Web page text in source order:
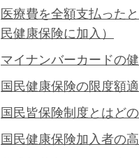
医療費を全額支払った
民健康保険に加入）
マイナンバーカードの
国民健康保険の限度額
国民皆保険制度とはど
国民健康保険加入者の